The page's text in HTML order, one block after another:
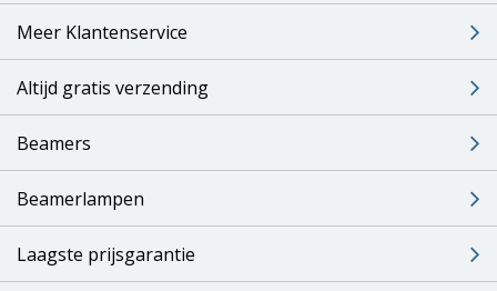
Meer Klantenservice
Altijd gratis verzending
Beamers
Beamerlampen
Laagste prijsgarantie